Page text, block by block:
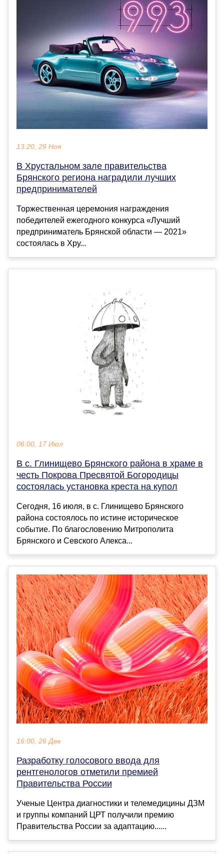
13:20, 29 Ноя
В Хрустальном зале правительства
Брянского региона наградили лучших
предпринимателей
Торжественная церемония награждения
победителей ежегодного конкурса «Лучший
предприниматель Брянской области — 2021»
состоялась в Хру...
06:00, 17 Июл
В с. Глинищево Брянского района в храме в
честь Покрова Пресвятой Богородицы
состоялась установка креста на купол
Сегодня, 16 июля, в с. Глинищево Брянского
района состоялось по истине историческое
событие. По благословению Митрополита
Брянского и Севского Алекса...
16:00, 26 Дек
Разработку голосового ввода для
рентгенологов отметили премией
Правительства России
Ученые Центра диагностики и телемедицины ДЗМ
и группы компаний ЦРТ получили премию
Правительства России за адаптацию......